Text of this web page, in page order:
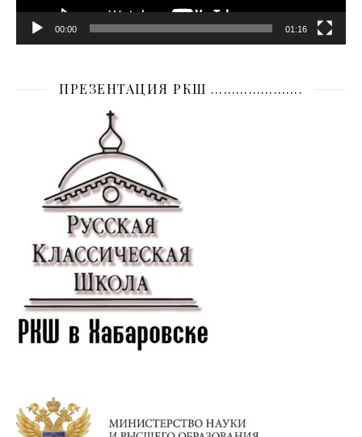
00:00 01:16
ПРЕЗЕНТАЦИЯ РКШ ………………….